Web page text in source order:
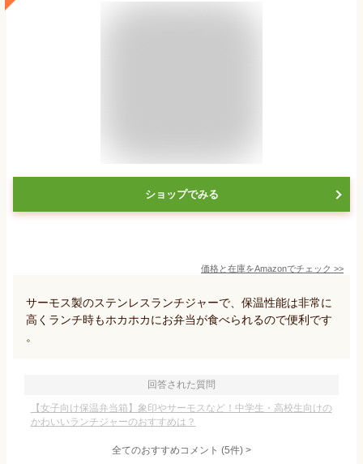
ショップでみる
価格と在庫をAmazonでチェック >>
サーモス製のステンレスランチジャーで、保温性能は非常に
高くランチ時もホカホカにお弁当が食べられるので便利です
。
回答された質問
【女子向け保温弁当箱】象印やサーモスなど！中学生・高校生向けの
かわいいランチジャーのおすすめは？
全てのおすすめコメント (5件) >